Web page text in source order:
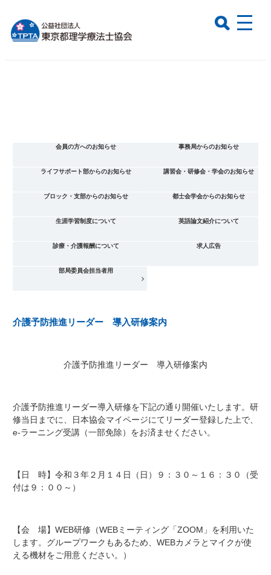
会員の方へのお知らせ 事務局からのお知らせ
ライフサポート部からのお知らせ 講習会・研修会・学会のお知らせ
ブロック・支部からのお知らせ 都士会学会からのお知らせ
生涯学習制度について 英語論文紹介について
診療・介護報酬について 求人広告
部局委員会担当者用
介護予防推進リーダー 導入研修案内
介護予防推進リーダー 導入研修案内
介護予防推進リーダー導入研修を下記の通り開催いたします。研
修当日までに、日本協会マイページにてリーダー登録した上で、
e-ラーニング受講（一部免除）をお済ませください。
【日 時】令和３年２月１４日（日）９：３０～１６：３０（受
付は９：００～）
【会 場】WEB研修（WEBミーティング「ZOOM」を利用いた
します。グループワークもあるため、WEBカメラとマイクが使
える機材をご用意ください。）